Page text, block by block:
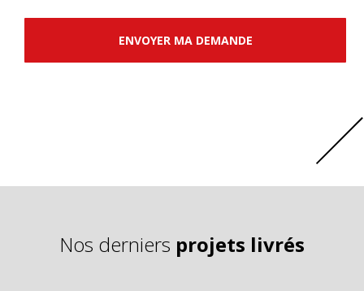
ENVOYER MA DEMANDE
Nos derniers projets livrés